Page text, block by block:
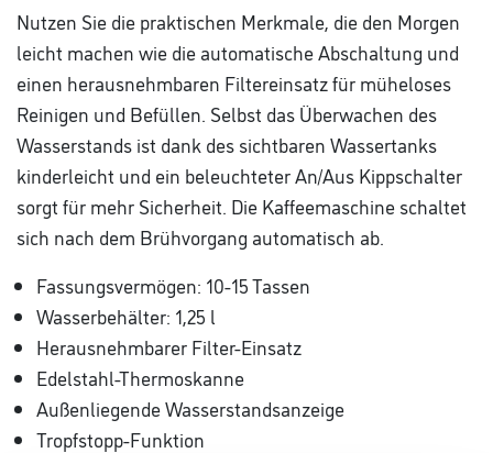
Nutzen Sie die praktischen Merkmale, die den Morgen
leicht machen wie die automatische Abschaltung und
einen herausnehmbaren Filtereinsatz für müheloses
Reinigen und Befüllen. Selbst das Überwachen des
Wasserstands ist dank des sichtbaren Wassertanks
kinderleicht und ein beleuchteter An/Aus Kippschalter
sorgt für mehr Sicherheit. Die Kaffeemaschine schaltet
sich nach dem Brühvorgang automatisch ab.
Fassungsvermögen: 10-15 Tassen
Wasserbehälter: 1,25 l
Herausnehmbarer Filter-Einsatz
Edelstahl-Thermoskanne
Außenliegende Wasserstandsanzeige
Tropfstopp-Funktion